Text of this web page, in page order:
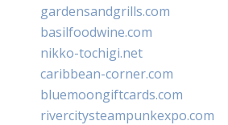
gardensandgrills.com
basilfoodwine.com
nikko-tochigi.net
caribbean-corner.com
bluemoongiftcards.com
rivercitysteampunkexpo.com